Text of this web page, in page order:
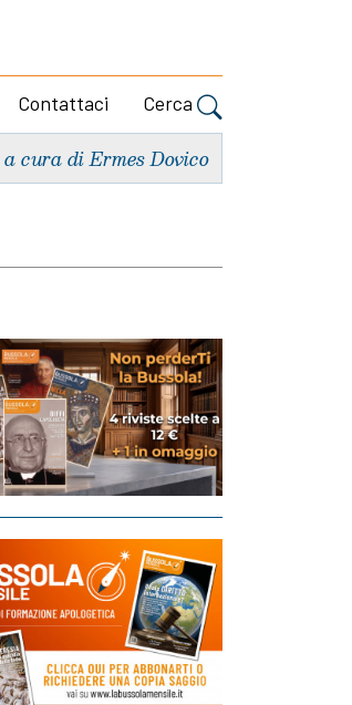
Contattaci Cerca
a cura di Ermes Dovico